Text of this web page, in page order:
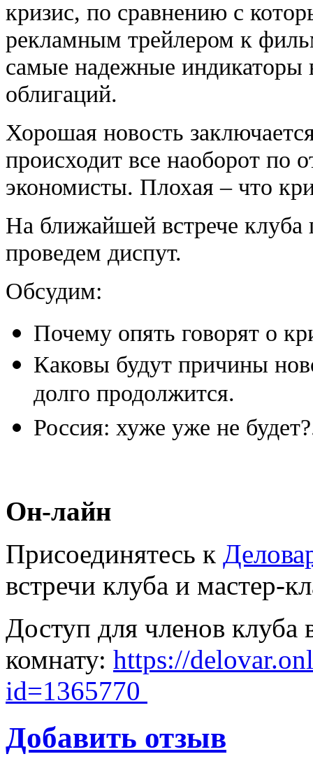
кризис, по сравнению с
рекламным трейлером к
самые надежные индикаторы
облигаций.
Хорошая новость
происходит все наоборот по
экономисты. Плохая – что
На ближайшей встрече клуба
проведем диспут.
Обсудим:
Почему опять говорят о
Каковы будут причины
долго продолжится.
Россия: хуже уже не
Он-лайн
Присоединятесь к
встречи клуба и мастер-
Доступ для членов клуба
комнату: https://
id=1365770
Добавить отзыв